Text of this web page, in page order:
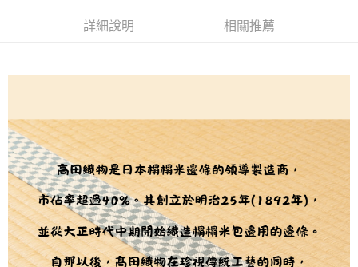
買賣價金債權讓與本公司後，依約使用本公司帳單繳交帳款。
後付繳納相關費用。
客戶支援中心」https://netprotections.freshdesk.com/support/home
１．透過由恩沛科技股份有限公司提供之「AFTEE先享後付」服務完成之交
易，需依本服務之必要範圍內提供個人資料，並將交易相關給付款項請求債
權轉讓予恩沛科技股份有限公司。
２．關於個人資料處理事宜，請瀏覽以下網址：
https://aftee.tw/terms/#terms3
３．未成年的使用者請事先徵得法定代理人或監護人之同意方可使用
「AFTEE先享後付」，若未經同意申辦者引起之損失，本公司不負相關責
任。
４．使用「AFTEE先享後付」時，將依據個別帳號之用戶狀況，依本公司即
時審查核予不同之上限額度；若仍有額度不足之情形，本公司將視審查結果
請求用戶進行身份認證。
詳細說明 相關推薦